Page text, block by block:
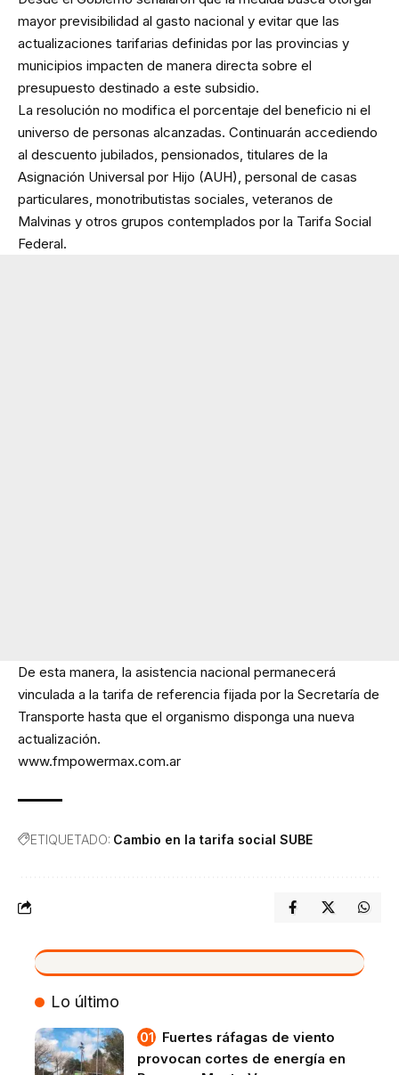
mayor previsibilidad al gasto nacional y evitar que las
actualizaciones tarifarias definidas por las provincias y
municipios impacten de manera directa sobre el
presupuesto destinado a este subsidio.
La resolución no modifica el porcentaje del beneficio ni el
universo de personas alcanzadas. Continuarán accediendo
al descuento jubilados, pensionados, titulares de la
Asignación Universal por Hijo (AUH), personal de casas
particulares, monotributistas sociales, veteranos de
Malvinas y otros grupos contemplados por la Tarifa Social
Federal.
De esta manera, la asistencia nacional permanecerá
vinculada a la tarifa de referencia fijada por la Secretaría de
Transporte hasta que el organismo disponga una nueva
actualización.
www.fmpowermax.com.ar
ETIQUETADO: Cambio en la tarifa social SUBE
VIVO
Lo último
Fuertes ráfagas de viento
provocan cortes de energía en